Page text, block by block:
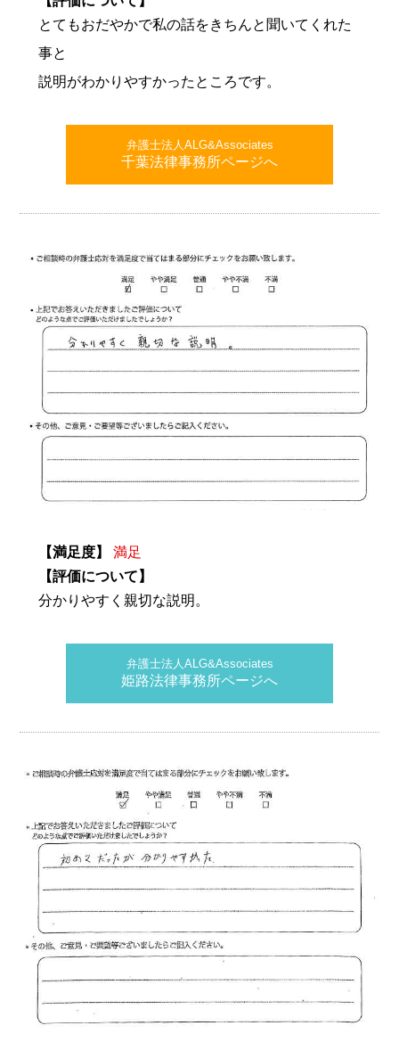
とてもおだやかで私の話をきちんと聞いてくれた
事と
説明がわかりやすかったところです。
弁護士法人ALG&Associates
千葉法律事務所ページへ
【満足度】
満足
【評価について】
分かりやすく親切な説明。
弁護士法人ALG&Associates
姫路法律事務所ページへ